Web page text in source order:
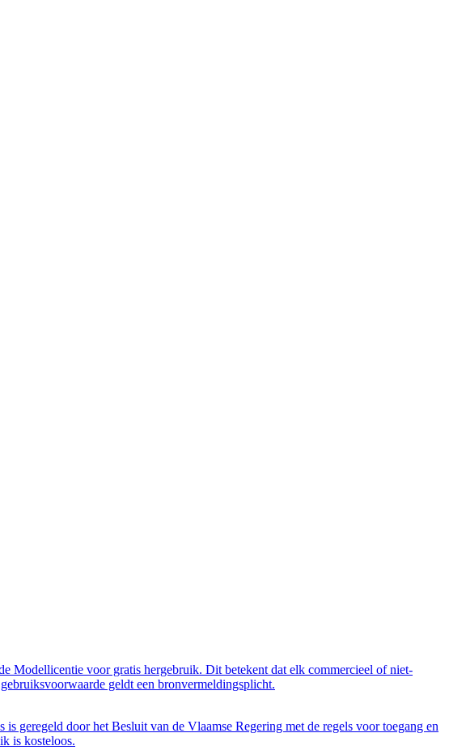
Modellicentie voor gratis hergebruik. Dit betekent dat elk commercieel of niet-
geldt een bronvermeldingsplicht.
geregeld door het Besluit van de Vlaamse Regering met de regels voor toegang en
is kosteloos.